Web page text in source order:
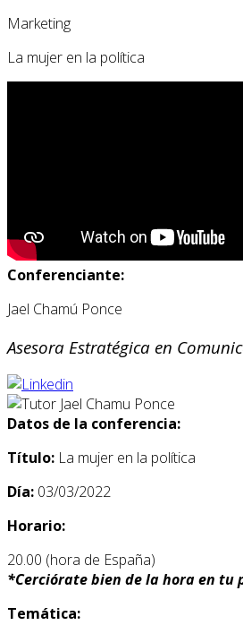
Marketing
La mujer en la política
Conferenciante:
Jael Chamú Ponce
Asesora Estratégica en
Datos de la conferencia:
Título: La mujer en la política
Día: 03/03/2022
Horario:
20.00 (hora de España)
*Cerciórate bien de la hora en tu
Temática: